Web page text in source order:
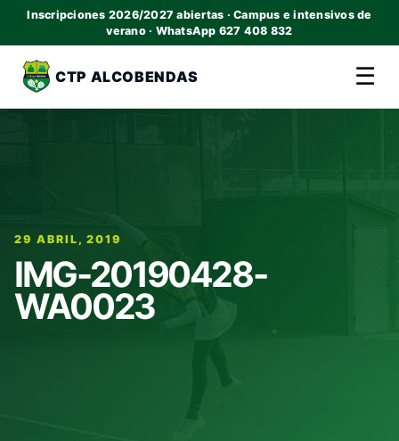
Inscripciones 2026/2027 abiertas · Campus e intensivos de
verano · WhatsApp 627 408 832
CTP ALCOBENDAS ☰
29 ABRIL, 2019
IMG-20190428-
WA0023